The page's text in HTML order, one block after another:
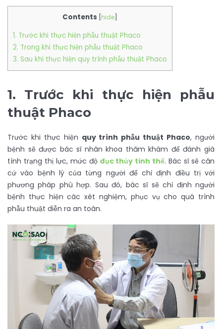
Contents hide
1. Trước khi thực hiện phẫu thuật Phaco
2. Trong khi thực hiện phẫu thuật Phaco
3. Sau khi thực hiện quy trình phẫu thuật Phaco
1. Trước khi thực hiện phẫu
thuật Phaco
Trước khi thực hiện quy trình phẫu thuật Phaco, người
bệnh sẽ được bác sĩ nhãn khoa thăm khám để đánh giá
tình trạng thị lực, mức độ đục thủy tinh thể. Bác sĩ sẽ căn
cứ vào bệnh lý của từng người để chỉ định điều trị với
phương pháp phù hợp. Sau đó, bác sĩ sẽ chỉ định người
bệnh thực hiện các xét nghiệm, phục vụ cho quá trình
phẫu thuật diễn ra an toàn.